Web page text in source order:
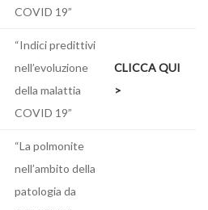
COVID 19”
“Indici predittivi
nell’evoluzione
della malattia
COVID 19”
CLICCA QUI
>
“La polmonite
nell’ambito della
patologia da